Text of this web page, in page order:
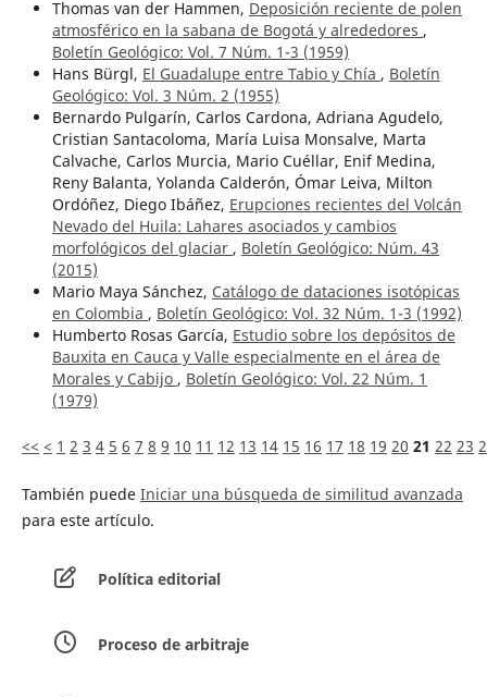
Thomas van der Hammen, Deposición reciente de polen
atmosférico en la sabana de Bogotá y alrededores ,
Boletín Geológico: Vol. 7 Núm. 1-3 (1959)
Hans Bürgl, El Guadalupe entre Tabio y Chía , Boletín
Geológico: Vol. 3 Núm. 2 (1955)
Bernardo Pulgarín, Carlos Cardona, Adriana Agudelo,
Cristian Santacoloma, María Luisa Monsalve, Marta
Calvache, Carlos Murcia, Mario Cuéllar, Enif Medina,
Reny Balanta, Yolanda Calderón, Ómar Leiva, Milton
Ordóñez, Diego Ibáñez, Erupciones recientes del Volcán
Nevado del Huila: Lahares asociados y cambios
morfológicos del glaciar , Boletín Geológico: Núm. 43
(2015)
Mario Maya Sánchez, Catálogo de dataciones isotópicas
en Colombia , Boletín Geológico: Vol. 32 Núm. 1-3 (1992)
Humberto Rosas García, Estudio sobre los depósitos de
Bauxita en Cauca y Valle especialmente en el área de
Morales y Cabijo , Boletín Geológico: Vol. 22 Núm. 1
(1979)
<< < 1 2 3 4 5 6 7 8 9 10 11 12 13 14 15 16 17 18 19 20 21 22 23
También puede Iniciar una búsqueda de similitud avanzada
para este artículo.
Política editorial
Proceso de arbitraje